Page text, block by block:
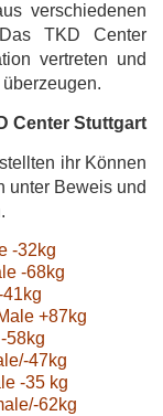
verschiedenen
TKD Center
vertreten und
Center Stuttgart
ihr Können
unter Beweis und
-32kg
-68kg
+87kg
58kg
47kg
-35 kg
62kg